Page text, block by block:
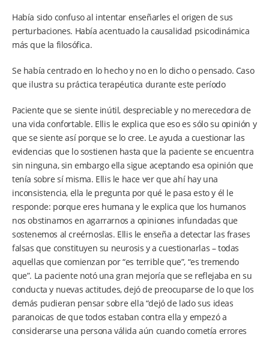
Había sido confuso al intentar enseñarles el origen de sus
perturbaciones. Había acentuado la causalidad psicodinámica
más que la filosófica.
Se había centrado en lo hecho y no en lo dicho o pensado. Caso
que ilustra su práctica terapéutica durante este período
Paciente que se siente inútil, despreciable y no merecedora de
una vida confortable. Ellis le explica que eso es sólo su opinión y
que se siente así porque se lo cree. Le ayuda a cuestionar las
evidencias que lo sostienen hasta que la paciente se encuentra
sin ninguna, sin embargo ella sigue aceptando esa opinión que
tenía sobre sí misma. Ellis le hace ver que ahí hay una
inconsistencia, ella le pregunta por qué le pasa esto y él le
responde: porque eres humana y le explica que los humanos
nos obstinamos en agarrarnos a opiniones infundadas que
sostenemos al creérnoslas. Ellis le enseña a detectar las frases
falsas que constituyen su neurosis y a cuestionarlas – todas
aquellas que comienzan por “es terrible que”, “es tremendo
que”. La paciente notó una gran mejoría que se reflejaba en su
conducta y nuevas actitudes, dejó de preocuparse de lo que los
demás pudieran pensar sobre ella “dejó de lado sus ideas
paranoicas de que todos estaban contra ella y empezó a
considerarse una persona válida aún cuando cometía errores